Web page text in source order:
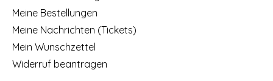
Meine Bestellungen
Meine Nachrichten (Tickets)
Mein Wunschzettel
Widerruf beantragen